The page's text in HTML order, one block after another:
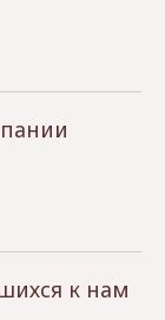
к нам